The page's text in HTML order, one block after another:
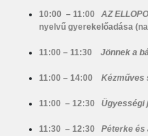
10:00 – 11:00 AZ
nyelvű gyerekelőadása
11:00 – 11:30 Jönnek a
11:00 – 14:00 Kézműves
11:00 – 12:30 Ügyességi
11:30 – 12:30 Péterke és